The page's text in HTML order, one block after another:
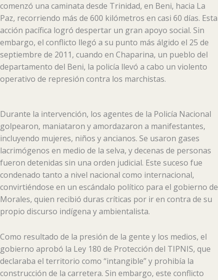
comenzó una caminata desde Trinidad, en Beni, hacia La
Paz, recorriendo más de 600 kilómetros en casi 60 días. Esta
acción pacífica logró despertar un gran apoyo social. Sin
embargo, el conflicto llegó a su punto más álgido el 25 de
septiembre de 2011, cuando en Chaparina, un pueblo del
departamento del Beni, la policía llevó a cabo un violento
operativo de represión contra los marchistas.
Durante la intervención, los agentes de la Policía Nacional
golpearon, maniataron y amordazaron a manifestantes,
incluyendo mujeres, niños y ancianos. Se usaron gases
lacrimógenos en medio de la selva, y decenas de personas
fueron detenidas sin una orden judicial. Este suceso fue
condenado tanto a nivel nacional como internacional,
convirtiéndose en un escándalo político para el gobierno de
Morales, quien recibió duras críticas por ir en contra de su
propio discurso indígena y ambientalista.
Como resultado de la presión de la gente y los medios, el
gobierno aprobó la Ley 180 de Protección del TIPNIS, que
declaraba el territorio como “intangible” y prohibía la
construcción de la carretera. Sin embargo, este conflicto